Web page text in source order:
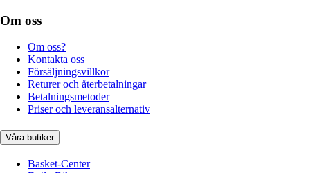
Om oss
Om oss?
Kontakta oss
Försäljningsvillkor
Returer och återbetalningar
Betalningsmetoder
Priser och leveransalternativ
Våra butiker
Basket-Center